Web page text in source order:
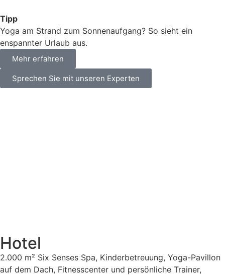
Tipp
Yoga am Strand zum Sonnenaufgang? So sieht ein
enspannter Urlaub aus.
Mehr erfahren
Sprechen Sie mit unseren Experten
Hotel
2.000 m² Six Senses Spa, Kinderbetreuung, Yoga-Pavillon
auf dem Dach, Fitnesscenter und persönliche Trainer,